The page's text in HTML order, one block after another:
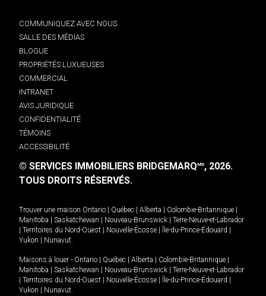
COMMUNIQUEZ AVEC NOUS
SALLE DES MÉDIAS
BLOGUE
PROPRIÉTÉS LUXUEUSES
COMMERCIAL
INTRANET
AVIS JURIDIQUE
CONFIDENTIALITÉ
TÉMOINS
ACCESSIBILITÉ
© SERVICES IMMOBILIERS BRIDGEMARQMD, 2026.
TOUS DROITS RÉSERVÉS.
Trouver une maison Ontario Québec Alberta Colombie-Britannique
Manitoba
Saskatchewan Nouveau-Brunswick
Terre-Neuve-et-Labrador
Territoires du Nord-Ouest Nouvelle-Écosse Île-du-Prince-Édouard
Yukon
Nunavut.
Maisons à louer - Ontario Québec Alberta Colombie-Britannique
Manitoba
Saskatchewan Nouveau-Brunswick
Terre-Neuve-et-Labrador
Territoires du Nord-Ouest Nouvelle-Écosse Île-du-Prince-Édouard
Yukon
Nunavut.